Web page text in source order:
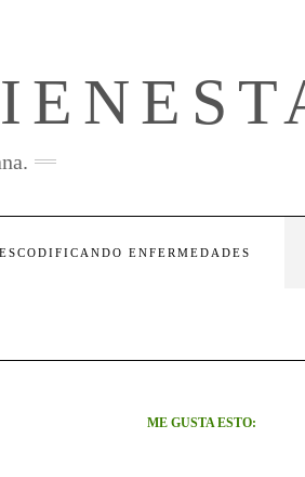
ENFERMEDADES
ME GUSTA ESTO: